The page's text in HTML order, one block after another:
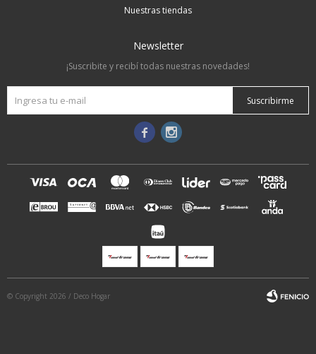
Nuestras tiendas
Newsletter
¡Suscribite y recibí todas nuestras novedades!
Suscribirme
 
© Copyright 2026 / Deco Hogar